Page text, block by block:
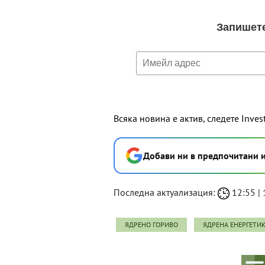
Всяка новина е актив, следете
Добави ни в предпочитани
Последна актуализация: 12:55 |
ЯДРЕНО ГОРИВО ЯДРЕНА